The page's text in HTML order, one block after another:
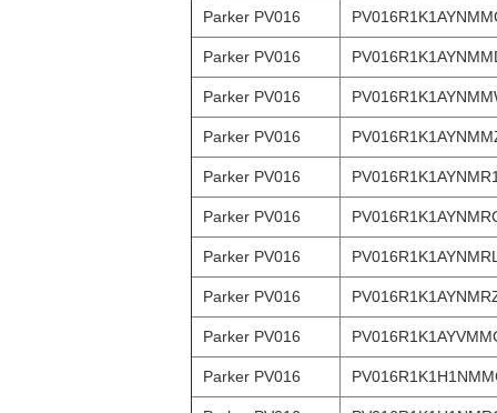
Parker PV016
Parker PV016
Parker PV016
Parker PV016
Parker PV016 PV016R1K1AYNMR1
Parker PV016
Parker PV016 PV016R1K1AYNMRL
Parker PV016
Parker PV016
Parker PV016